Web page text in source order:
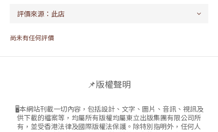
尚未有任何評價
📌版權聲明
🖥本網站刊載一切內容，包括設計、文字、圖片、音訊、視訊及
供下載的檔案等，均屬所有版權均屬東立出版集團有限公司所
有，並受香港法律及國際版權法保護。除特別指明外，任何人